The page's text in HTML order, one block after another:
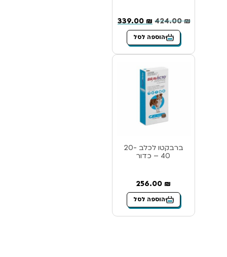
424.00₪
339.00 ₪
הוספה לסל
ברבקטו לכלב 20-
40 – כדור
256.00 ₪
הוספה לסל